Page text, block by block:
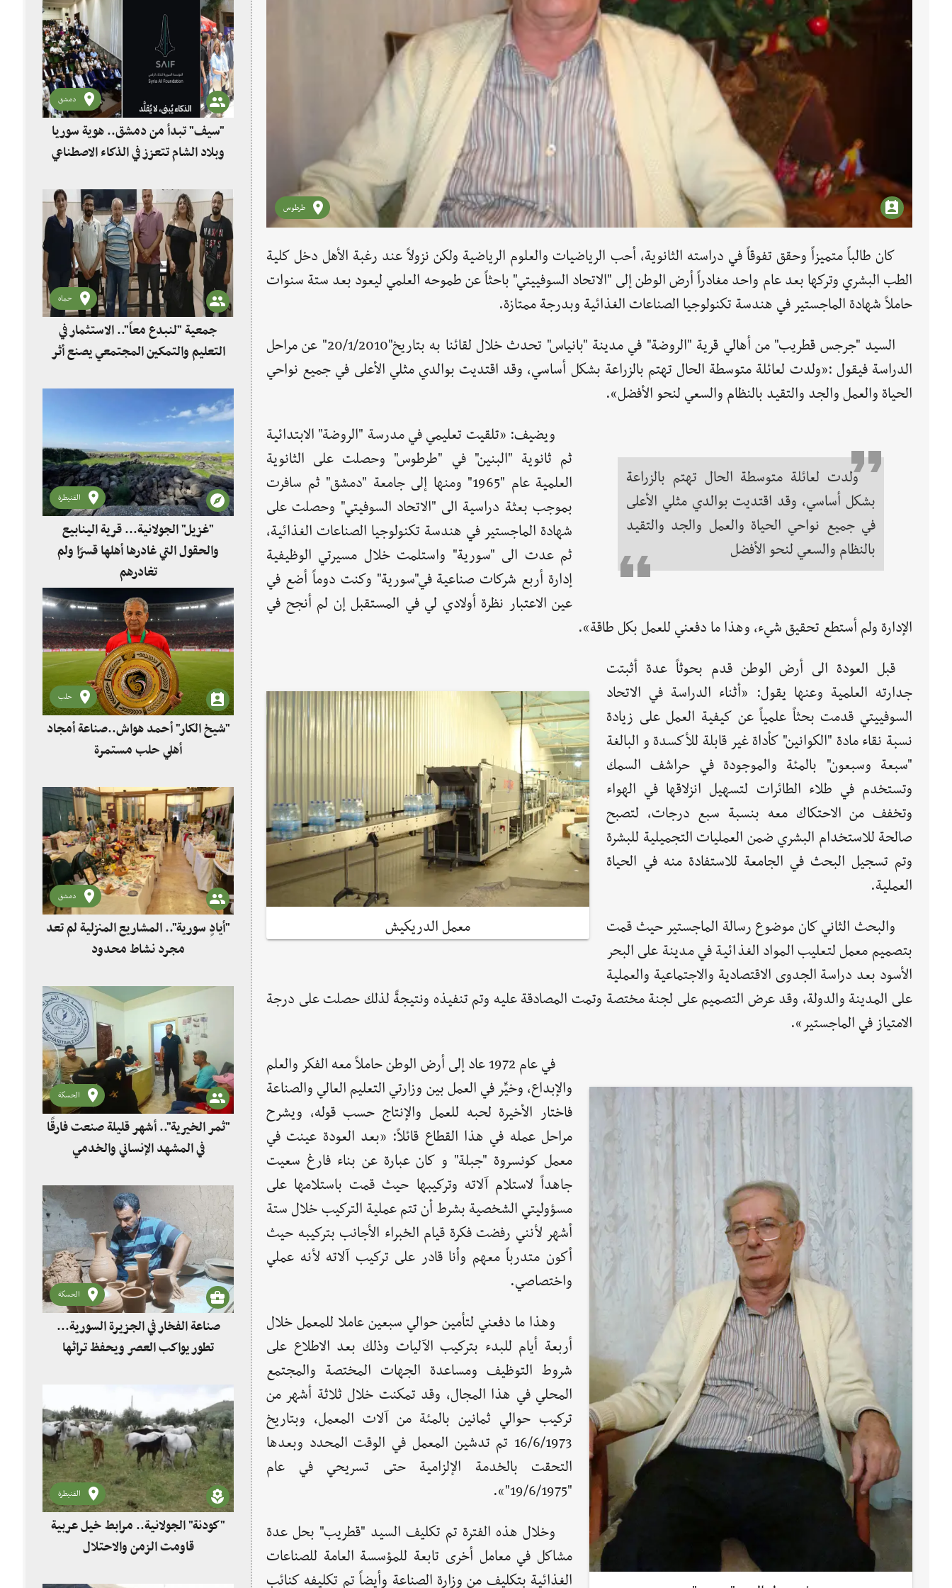
طرطوس
كان طالباً متميزاً وحقق تفوقاً في دراسته الثانوية، أحب الرياضيات والعلوم الرياضية ولكن نزولاً عند رغبة الأهل دخل كلية
الطب البشري وتركها بعد عام واحد مغادراً أرض الوطن إلى "الاتحاد السوفييتي" باحثاً عن طموحه العلمي ليعود بعد ستة سنوات
حاملاً شهادة الماجستير في هندسة تكنولوجيا الصناعات الغذائية وبدرجة ممتازة.
السيد "جرجس قطريب" من أهالي قرية "الروضة" في مدينة "بانياس" تحدث خلال لقائنا به بتاريخ"20/1/2010" عن مراحل
الدراسة فيقول :«ولدت لعائلة متوسطة الحال تهتم بالزراعة بشكل أساسي، وقد اقتديت بوالدي مثلي الأعلى في جميع نواحي
الحياة والعمل والجد والتقيد بالنظام والسعي لنحو الأفضل».
ولدت لعائلة متوسطة الحال تهتم بالزراعة
بشكل أساسي، وقد اقتديت بوالدي مثلي الأعلى
في جميع نواحي الحياة والعمل والجد والتقيد
بالنظام والسعي لنحو الأفضل
ويضيف: «تلقيت تعليمي في مدرسة "الروضة" الابتدائية
ثم ثانوية "البنين" في "طرطوس" وحصلت على الثانوية
العلمية عام "1965" ومنها إلى جامعة "دمشق" ثم سافرت
بموجب بعثة دراسية الى "الاتحاد السوفيتي" وحصلت على
شهادة الماجستير في هندسة تكنولوجيا الصناعات الغذائية،
ثم عدت الى "سورية" واستلمت خلال مسيرتي الوظيفية
إدارة أربع شركات صناعية في"سورية" وكنت دوماً أضع في
عين الاعتبار نظرة أولادي لي في المستقبل إن لم أنجح في
الإدارة ولم أستطع تحقيق شيء، وهذا ما دفعني للعمل بكل طاقة».
معمل الدريكيش
قبل العودة الى أرض الوطن قدم بحوثاً عدة أثبتت
جدارته العلمية وعنها يقول: «أثناء الدراسة في الاتحاد
السوفييتي قدمت بحثاً علمياً عن كيفية العمل على زيادة
نسبة نقاء مادة "الكوانين" كأداة غير قابلة للأكسدة و البالغة
"سبعة وسبعون" بالمئة والموجودة في حراشف السمك
وتستخدم في طلاء الطائرات لتسهيل انزلاقها في الهواء
وتخفف من الاحتكاك معه بنسبة سبع درجات، لتصبح
صالحة للاستخدام البشري ضمن العمليات التجميلية للبشرة
وتم تسجيل البحث في الجامعة للاستفادة منه في الحياة
العملية.
والبحث الثاني كان موضوع رسالة الماجستير حيث قمت
بتصميم معمل لتعليب المواد الغذائية في مدينة على البحر
الأسود بعد دراسة الجدوى الاقتصادية والاجتماعية والعملية
على المدينة والدولة، وقد عرض التصميم على لجنة مختصة وتمت المصادقة عليه وتم تنفيذه ونتيجةً لذلك حصلت على درجة
الامتياز في الماجستير».
في عام 1972 عاد إلى أرض الوطن حاملاً معه الفكر والعلم
والإبداع، وخيِّر في العمل بين وزارتي التعليم العالي والصناعة
فاختار الأخيرة لحبه للعمل والإنتاج حسب قوله، ويشرح
مراحل عمله في هذا القطاع قائلاً: «بعد العودة عينت في
معمل كونسروة "جبلة" و كان عبارة عن بناء فارغ سعيت
جاهداً لاستلام آلاته وتركيبها حيث قمت باستلامها على
مسؤوليتي الشخصية بشرط أن تتم عملية التركيب خلال ستة
أشهر لأنني رفضت فكرة قيام الخبراء الأجانب بتركيبه حيث
أكون متدرباً معهم وأنا قادر على تركيب آلاته لأنه عملي
واختصاصي.
وهذا ما دفعني لتأمين حوالي سبعين عاملا للمعمل خلال
أربعة أيام للبدء بتركيب الآليات وذلك بعد الاطلاع على
شروط التوظيف ومساعدة الجهات المختصة والمجتمع
المحلي في هذا المجال، وقد تمكنت خلال ثلاثة أشهر من
تركيب حوالي ثمانين بالمئة من آلات المعمل، وبتاريخ
16/6/1973 تم تدشين المعمل في الوقت المحدد وبعدها
التحقت بالخدمة الإلزامية حتى تسريحي في عام
"19/6/1975"».
وخلال هذه الفترة تم تكليف السيد "قطريب" بحل عدة
مشاكل في معامل أخرى تابعة للمؤسسة العامة للصناعات
الغذائية بتكليف من وزارة الصناعة وأيضاً تم تكليفه كنائب
دمشق
"سيف" تبدأ من دمشق.. هوية سوريا
وبلاد الشام تتعزز في الذكاء الاصطناعي
حماه
جمعية "لنبدع معاً".. الاستثمار في
التعليم والتمكين المجتمعي يصنع أثر
القنيطرة
"غزيل" الجولانية... قرية الينابيع
والحقول التي غادرها أهلها قسرًا ولم
تغادرهم
حلب
"شيخ الكار" أحمد هواش..صناعة أمجاد
أهلي حلب مستمرة
دمشق
"أيادٍ سورية".. المشاريع المنزلية لم تعد
مجرد نشاط محدود
الحسكة
"ثمر الخيرية".. أشهر قليلة صنعت فارقًا
في المشهد الإنساني والخدمي
الحسكة
صناعة الفخار في الجزيرة السورية...
تطور يواكب العصر ويحفظ تراثها
القنيطرة
"كودنة" الجولانية.. مرابط خيل عربية
قاومت الزمن والاحتلال